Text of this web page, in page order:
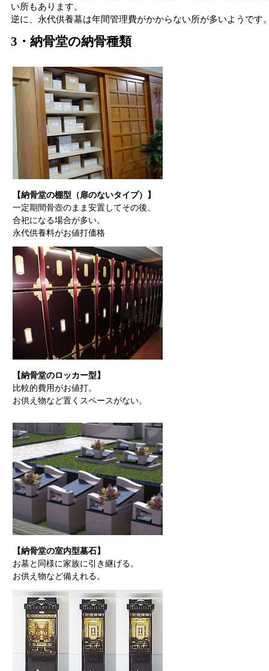
い所もあります。
逆に、永代供養墓は年間管理費がかからない所が多いようです
3・納骨堂の納骨種類
【納骨堂の棚型（扉のないタイプ）】
一定期間骨壺のまま安置してその後、
合祀になる場合が多い。
永代供養料がお値打価格
【納骨堂のロッカー型】
比較的費用がお値打。
お供え物など置くスペースがない。
【納骨堂の室内型墓石】
お墓と同様に家族に引き継げる。
お供え物など備えれる。